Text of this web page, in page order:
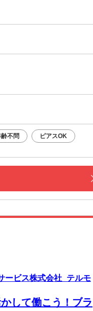
不問 ピアスOK
ービス株式会社_テルモ
して働こう！ブラ